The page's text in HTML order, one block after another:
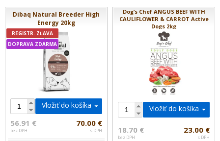
Dibaq Natural Breeder High
Energy 20kg
REGISTR. ZĽAVA
DOPRAVA ZDARMA
Vložiť do košíka
56.91 €
bez DPH
70.00 €
s DPH
Dog’s Chef ANGUS BEEF WITH
CAULIFLOWER & CARROT Active
Dogs 2kg
Vložiť do košíka
18.70 €
bez DPH
23.00 €
s DPH